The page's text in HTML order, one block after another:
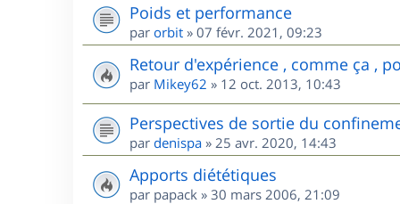
Poids et performance
par orbit » 07 févr. 2021, 09:23
Retour d'expérience , comme ça ,
par Mikey62 » 12 oct. 2013, 10:43
Perspectives de sortie du
par denispa » 25 avr. 2020, 14:43
Apports diététiques
par papack » 30 mars 2006, 21:09